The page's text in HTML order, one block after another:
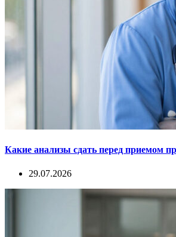
Какие анализы сдать перед приемом
29.07.2026